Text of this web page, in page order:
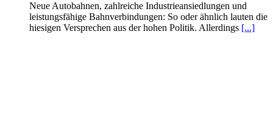
Neue Autobahnen, zahlreiche Industrieansiedlungen und
leistungsfähige Bahnverbindungen: So oder ähnlich lauten die
hiesigen Versprechen aus der hohen Politik. Allerdings [...]